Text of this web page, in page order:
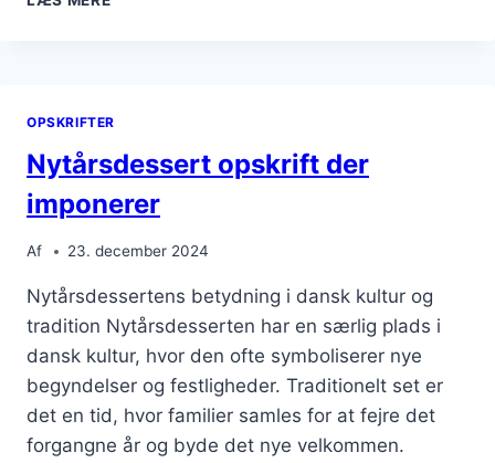
UDEN
OPSKRIFTER
Nytårsdessert opskrift der
imponerer
Af 23. december 2024
Nytårsdessertens betydning i dansk kultur og
tradition Nytårsdesserten har en særlig plads i
dansk kultur, hvor den ofte symboliserer nye
begyndelser og festligheder. Traditionelt set er
det en tid, hvor familier samles for at fejre det
forgangne år og byde det nye velkommen.